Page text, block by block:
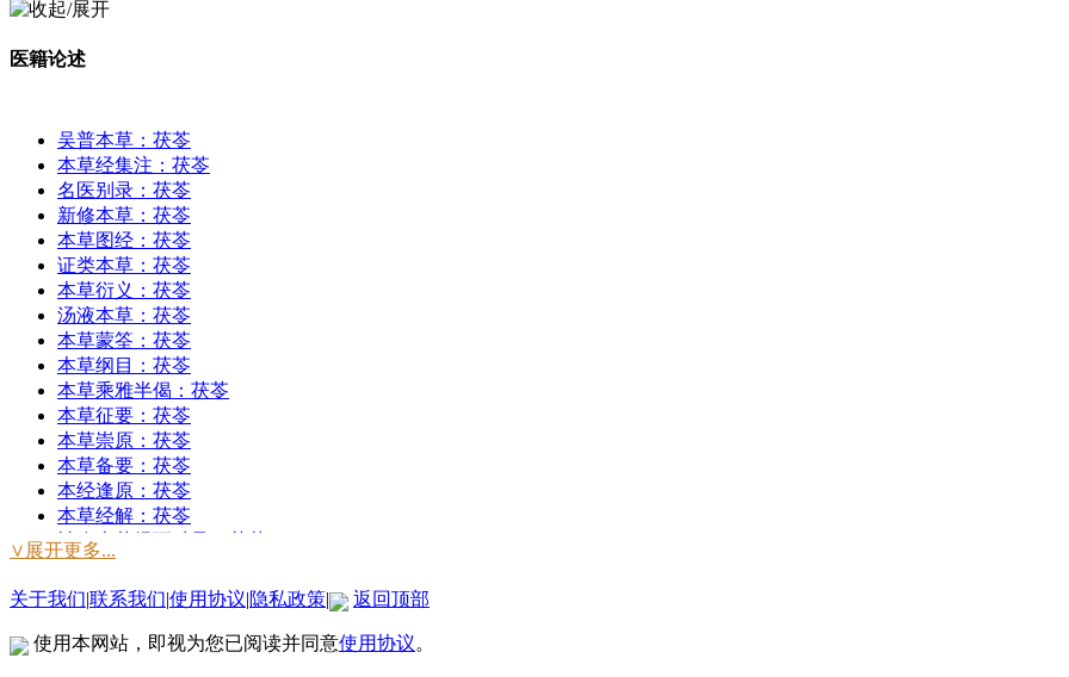
桂枝茯苓丸
杏苏散
猪苓汤
五皮散
苓桂术甘汤
真武汤
实脾散
独活寄生汤
二陈汤
温胆汤
茯苓丸（治痰茯苓丸）
清气化痰丸
贝母瓜蒌散
苓甘五味姜辛汤
半夏白术天麻汤
定痫丸
保和丸
枳实导滞丸
健脾丸
枳实消痞丸（失笑丸）
葛花解酲汤
医籍论述
吴普本草：茯苓
本草经集注：茯苓
名医别录：茯苓
新修本草：茯苓
本草图经：茯苓
证类本草：茯苓
本草衍义：茯苓
汤液本草：茯苓
本草蒙筌：茯苓
本草纲目：茯苓
本草乘雅半偈：茯苓
本草征要：茯苓
本草崇原：茯苓
本草备要：茯苓
本经逢原：茯苓
本草经解：茯苓
神农本草经百种录：茯苓
本草从新：茯苓
神农本草经读：茯苓
本草分经：茯苓
本草分经：茯苓
∨展开更多...
关于我们|联系我们|使用协议|隐私政策| 返回顶部
使用本网站，即视为您已阅读并同意使用协议。